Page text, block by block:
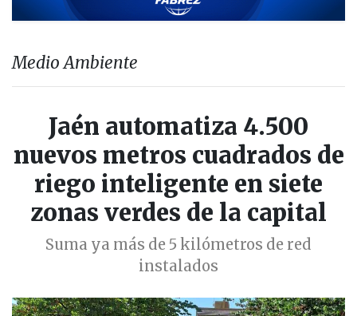
Medio Ambiente
Jaén automatiza 4.500
nuevos metros cuadrados de
riego inteligente en siete
zonas verdes de la capital
Suma ya más de 5 kilómetros de red
instalados